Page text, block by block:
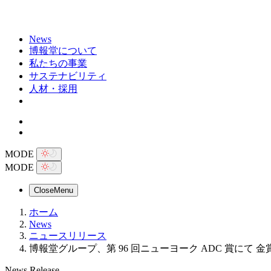
News
博報堂について
私たちの事業
サステナビリティ
人材・採用
MODE
MODE
CloseMenu
ホーム
News
ニュースリリース
博報堂グループ、第 96 回ニューヨーク ADC 賞にて 金